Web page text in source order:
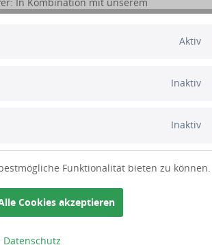
in einem Stück hergestellt. Die
die Kunststoffverarbeitung
und extrem robuste
und ein Minibagger.
Aktiv
Inaktiv
Inaktiv
Funktionalität bieten zu können.
Cookies akzeptieren
Datenschutz